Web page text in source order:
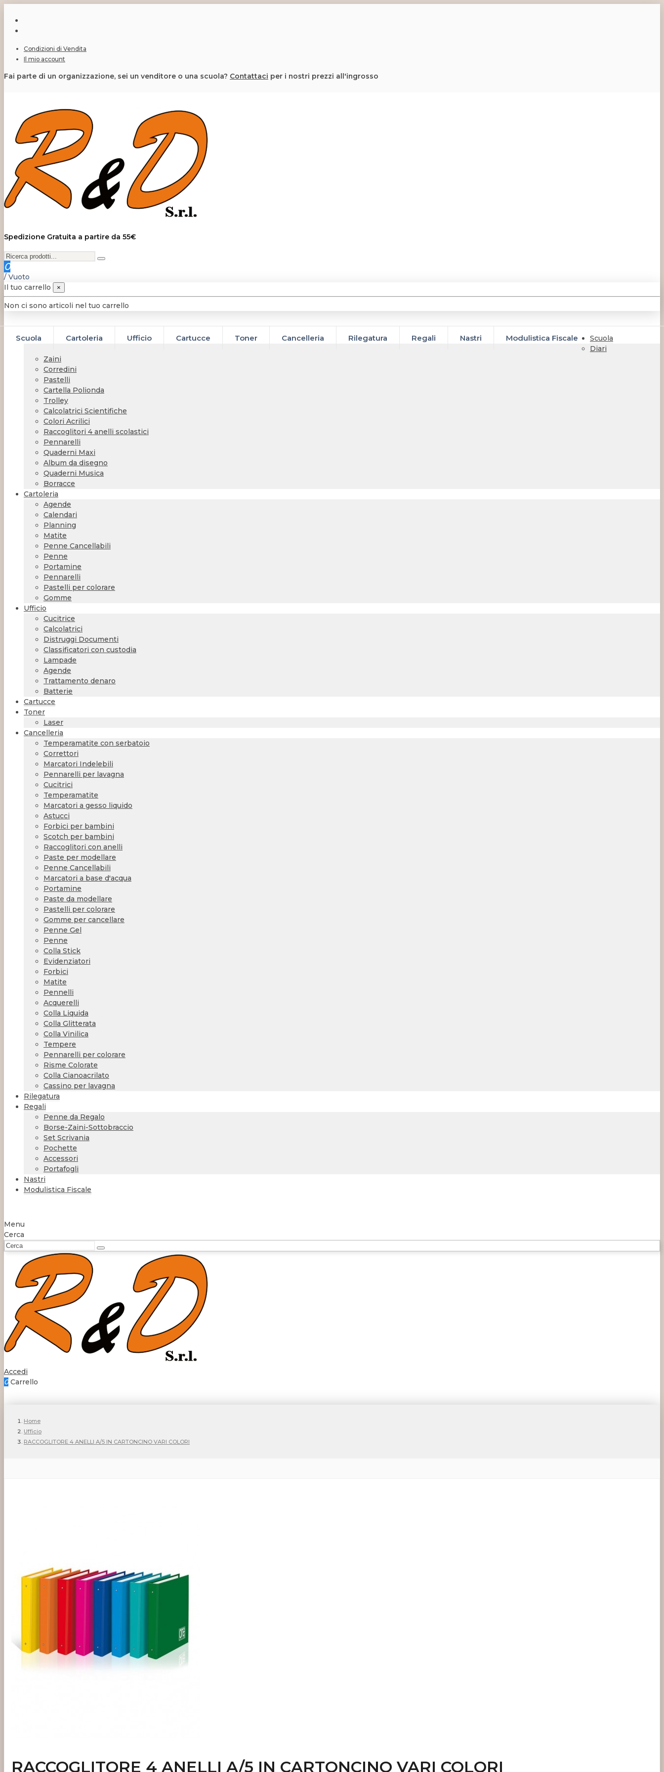
Condizioni di Vendita
Il mio account
Fai parte di un organizzazione, sei un venditore o una scuola? Contattaci per i nostri prezzi all'ingrosso
Spedizione Gratuita a partire da 55€
0
/ Vuoto
Il tuo carrello
×
Non ci sono articoli nel tuo carrello
Scuola Cartoleria Ufficio Cartucce Toner Cancelleria Rilegatura Regali Nastri Modulistica Fiscale
Scuola
Diari
Zaini
Corredini
Pastelli
Cartella Polionda
Trolley
Calcolatrici Scientifiche
Colori Acrilici
Raccoglitori 4 anelli scolastici
Pennarelli
Quaderni Maxi
Album da disegno
Quaderni Musica
Borracce
Cartoleria
Agende
Calendari
Planning
Matite
Penne Cancellabili
Penne
Portamine
Pennarelli
Pastelli per colorare
Gomme
Ufficio
Cucitrice
Calcolatrici
Distruggi Documenti
Classificatori con custodia
Lampade
Agende
Trattamento denaro
Batterie
Cartucce
Toner
Laser
Cancelleria
Temperamatite con serbatoio
Correttori
Marcatori Indelebili
Pennarelli per lavagna
Cucitrici
Temperamatite
Marcatori a gesso liquido
Astucci
Forbici per bambini
Scotch per bambini
Raccoglitori con anelli
Paste per modellare
Penne Cancellabili
Marcatori a base d'acqua
Portamine
Paste da modellare
Pastelli per colorare
Gomme per cancellare
Penne Gel
Penne
Colla Stick
Evidenziatori
Forbici
Matite
Pennelli
Acquerelli
Colla Liquida
Colla Glitterata
Colla Vinilica
Tempere
Pennarelli per colorare
Risme Colorate
Colla Cianoacrilato
Cassino per lavagna
Rilegatura
Regali
Penne da Regalo
Borse-Zaini-Sottobraccio
Set Scrivania
Pochette
Accessori
Portafogli
Nastri
Modulistica Fiscale
Menu
Cerca
Accedi
0 Carrello
Home
Ufficio
RACCOGLITORE 4 ANELLI A/5 IN CARTONCINO VARI COLORI
RACCOGLITORE 4 ANELLI A/5 IN CARTONCINO VARI COLORI